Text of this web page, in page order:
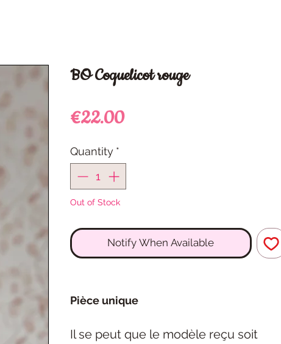
BO Coquelicot rouge
€22.00Price
Quantity *
Out of Stock
Notify When Available
Pièce unique
Il se peut que le modèle reçu soit